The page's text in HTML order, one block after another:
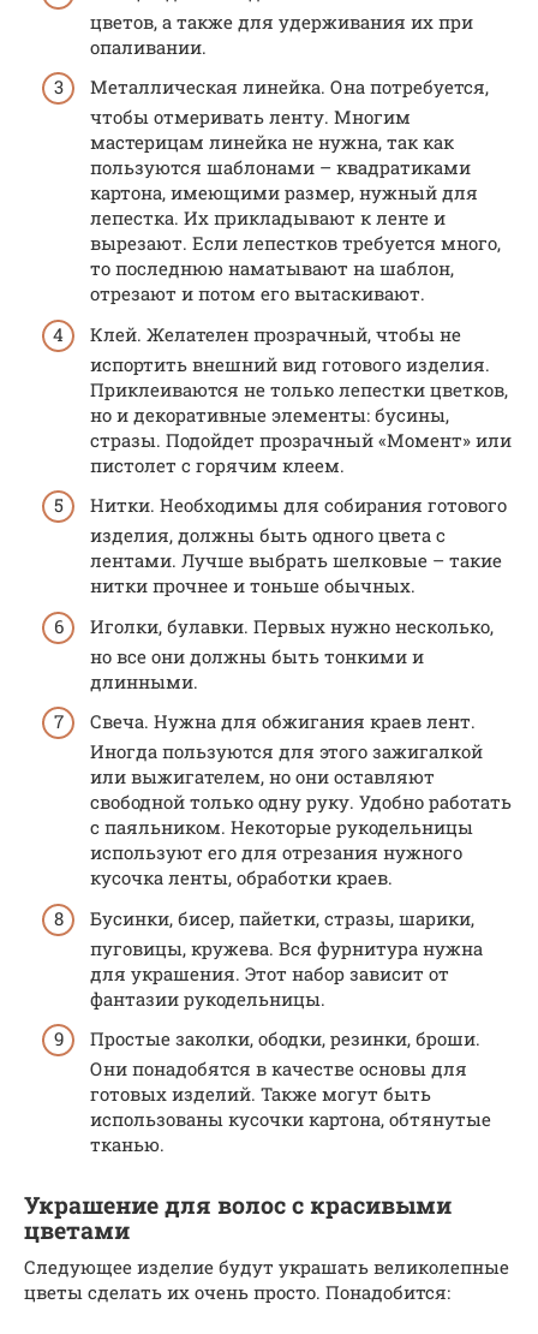
цветов, а также для удерживания их при
опаливании.
Металлическая линейка. Она потребуется,
чтобы отмеривать ленту. Многим
мастерицам линейка не нужна, так как
пользуются шаблонами – квадратиками
картона, имеющими размер, нужный для
лепестка. Их прикладывают к ленте и
вырезают. Если лепестков требуется много,
то последнюю наматывают на шаблон,
отрезают и потом его вытаскивают.
Клей. Желателен прозрачный, чтобы не
испортить внешний вид готового изделия.
Приклеиваются не только лепестки цветков,
но и декоративные элементы: бусины,
стразы. Подойдет прозрачный «Момент» или
пистолет с горячим клеем.
Нитки. Необходимы для собирания готового
изделия, должны быть одного цвета с
лентами. Лучше выбрать шелковые – такие
нитки прочнее и тоньше обычных.
Иголки, булавки. Первых нужно несколько,
но все они должны быть тонкими и
длинными.
Свеча. Нужна для обжигания краев лент.
Иногда пользуются для этого зажигалкой
или выжигателем, но они оставляют
свободной только одну руку. Удобно работать
с паяльником. Некоторые рукодельницы
используют его для отрезания нужного
кусочка ленты, обработки краев.
Бусинки, бисер, пайетки, стразы, шарики,
пуговицы, кружева. Вся фурнитура нужна
для украшения. Этот набор зависит от
фантазии рукодельницы.
Простые заколки, ободки, резинки, броши.
Они понадобятся в качестве основы для
готовых изделий. Также могут быть
использованы кусочки картона, обтянутые
тканью.
Украшение для волос с красивыми
цветами
Следующее изделие будут украшать великолепные
цветы сделать их очень просто. Понадобится: